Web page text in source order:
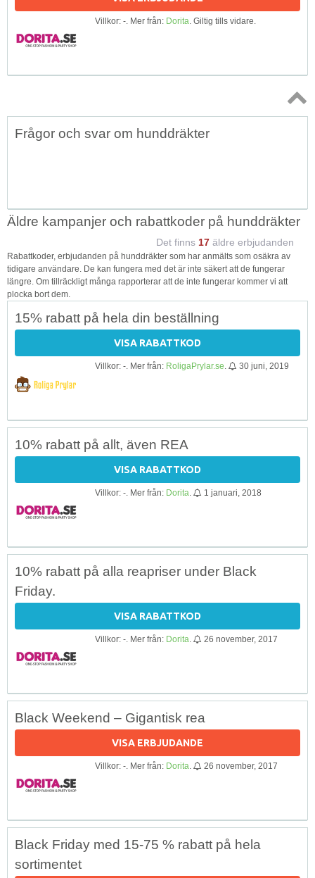
Villkor: -. Mer från: Dorita. Giltig tills vidare.
Topp
Frågor och svar om hunddräkter
Äldre kampanjer och rabattkoder på hunddräkter
Det finns 17 äldre erbjudanden
Rabattkoder, erbjudanden på hunddräkter som har anmälts som osäkra av
tidigare användare. De kan fungera med det är inte säkert att de fungerar
längre. Om tillräckligt många rapporterar att de inte fungerar kommer vi att
plocka bort dem.
15% rabatt på hela din beställning
VISA RABATTKOD
Villkor: -. Mer från: RoligaPrylar.se 30 juni, 2019
10% rabatt på allt, även REA
VISA RABATTKOD
Villkor: -. Mer från: Dorita 1 januari, 2018
10% rabatt på alla reapriser under Black
Friday.
VISA RABATTKOD
Villkor: -. Mer från: Dorita 26 november, 2017
Black Weekend – Gigantisk rea
VISA ERBJUDANDE
Villkor: -. Mer från: Dorita 26 november, 2017
Black Friday med 15-75 % rabatt på hela
sortimentet